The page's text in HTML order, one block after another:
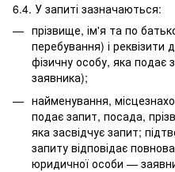
6.4. У запиті зазначаються:
прізвище, ім'я та по
перебування) і
фізичну особу, яка подає
заявника);
найменування,
подає запит, посада,
яка засвідчує запит;
запиту відповідає
юридичної особи —